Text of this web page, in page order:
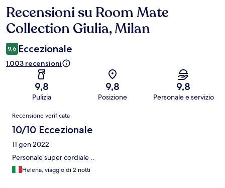
Recensioni
Recensioni su Room Mate
Collection Giulia, Milan
9,6 Eccezionale
1.003 recensioni
9,8
Pulizia
9,8
Posizione
9,8
Personale e servizio
Recensioni
Recensione verificata
10/10 Eccezionale
11 gen 2022
Personale super cordiale ..
Helena, viaggio di 2 notti